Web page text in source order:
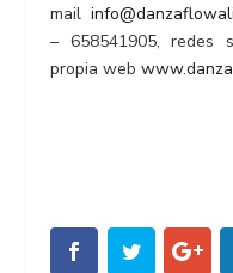
mail
– 658541905, redes
propia web